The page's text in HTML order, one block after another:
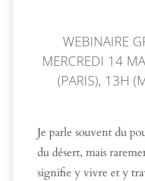
WEBINAIRE
MERCREDI 14
(PARIS), 13H
Je parle souvent du
du désert, mais
signifie y vivre et y